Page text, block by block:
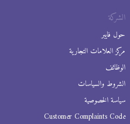
الشركة
حول فايبر
مركز العلامات التجارية
الوظائف
الشروط والسياسات
سياسة الخصوصية
Customer Complaints Code